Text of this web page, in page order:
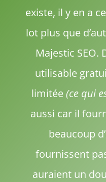
existe, il y en a
lot plus que
Majestic SEO.
utilisable
limitée(ce qui
aussi car il
beaucoup
fournissent
auraient un